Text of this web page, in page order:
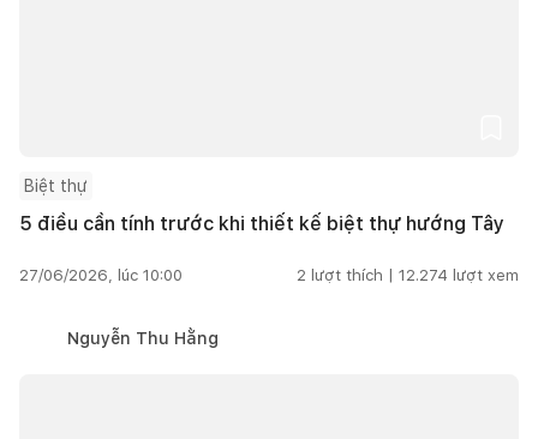
Biệt thự
5 điều cần tính trước khi thiết kế biệt thự hướng Tây
27/06/2026, lúc 10:00 2 lượt thích | 12.274 lượt xem
Nguyễn Thu Hằng